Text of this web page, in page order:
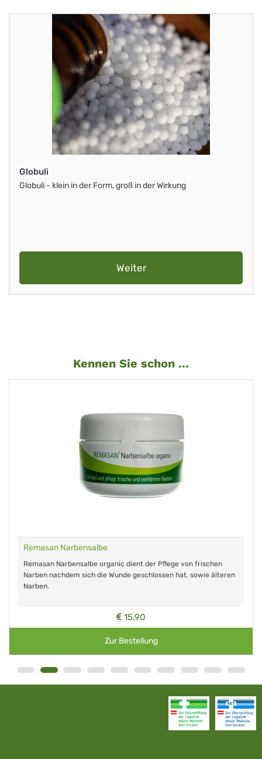
Globuli
Globuli - klein in der Form, groß in der Wirkung
Weiter
Kennen Sie schon ...
Remasan Narbensalbe
Remasan Narbensalbe organic dient der Pflege von frischen
Narben nachdem sich die Wunde geschlossen hat, sowie älteren
Narben.
15,90
Zur Bestellung